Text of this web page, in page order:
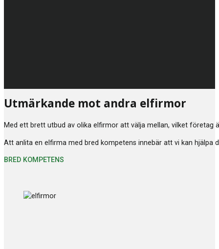
Utmärkande mot andra elfirmor
Med ett brett utbud av olika elfirmor att välja mellan, vilket
Att anlita en elfirma med bred kompetens innebär att vi kan
BRED KOMPETENS